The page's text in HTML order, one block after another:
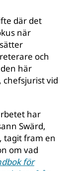
där det
när
och
här
chefsjurist vid
har
Swärd,
tagit fram en
om vad
för